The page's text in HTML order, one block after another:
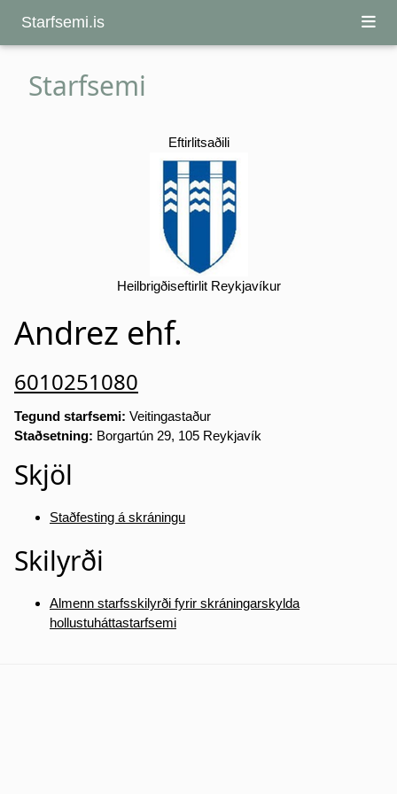
Starfsemi.is
Starfsemi
Eftirlitsaðili
Heilbrigðiseftirlit Reykjavíkur
Andrez ehf.
6010251080
Tegund starfsemi: Veitingastaður
Staðsetning: Borgartún 29, 105 Reykjavík
Skjöl
Staðfesting á skráningu
Skilyrði
Almenn starfsskilyrði fyrir skráningarskylda
hollustuháttastarfsemi